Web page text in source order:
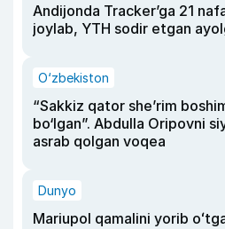
Andijonda Tracker’ga 21
joylab, YTH sodir etgan
O‘zbekiston
“Sakkiz qator she’rim
bo‘lgan”. Abdulla Oripovni
asrab qolgan voqea
Dunyo
Mariupol qamalini yorib